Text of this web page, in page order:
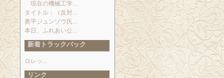
現在の機械工学...
タイトル：（反対...
奥平ジュンゾウ氏...
本日、ふれあい公...
新着トラックバック
ロレッ...
リンク